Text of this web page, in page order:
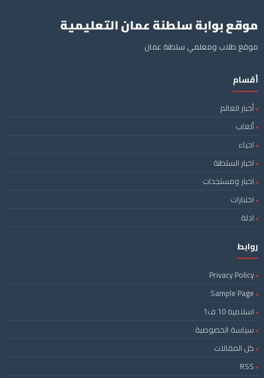
موقع بوابة سلطنة عمان التعليمية
موقع طلاب ومعلمي سلطنة عمان
أقسام
أخبار العالم
ألعاب
احياء
اخبار السلطنة
اخبار ومستجدات
اختبارات
ادلة
روابط
Privacy Policy
Sample Page
اسلامية 10 ف1
سياسة الخصوصية
كل المقالات
RSS